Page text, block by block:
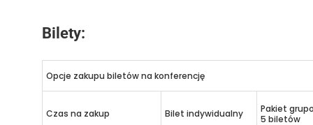
Bilety:
Opcje zakupu biletów na konferencję
Czas na zakup Bilet indywidualny
Pakiet
5 biletów